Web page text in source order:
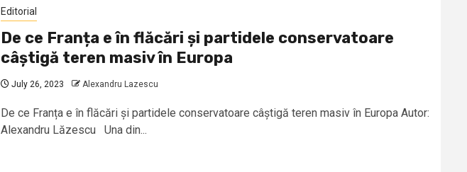
Editorial
De ce Franța e în flăcări și partidele conservatoare
câștigă teren masiv în Europa
July 26, 2023 Alexandru Lazescu
De ce Franța e în flăcări și partidele conservatoare câștigă teren masiv în Europa Autor:
Alexandru Lăzescu Una din...